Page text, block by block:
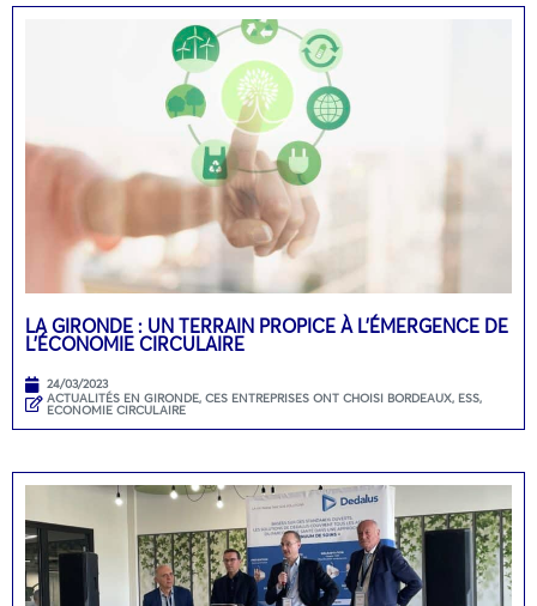
LA GIRONDE : UN TERRAIN PROPICE À L’ÉMERGENCE DE
L’ÉCONOMIE CIRCULAIRE
24/03/2023
ACTUALITÉS EN GIRONDE, CES ENTREPRISES ONT CHOISI BORDEAUX, ESS,
ECONOMIE CIRCULAIRE